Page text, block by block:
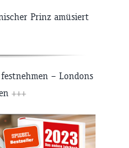
Prinz amüsiert
– Londons
+++